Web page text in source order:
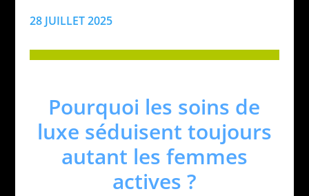
28 JUILLET 2025
Pourquoi les soins de
luxe séduisent toujours
autant les femmes
actives ?